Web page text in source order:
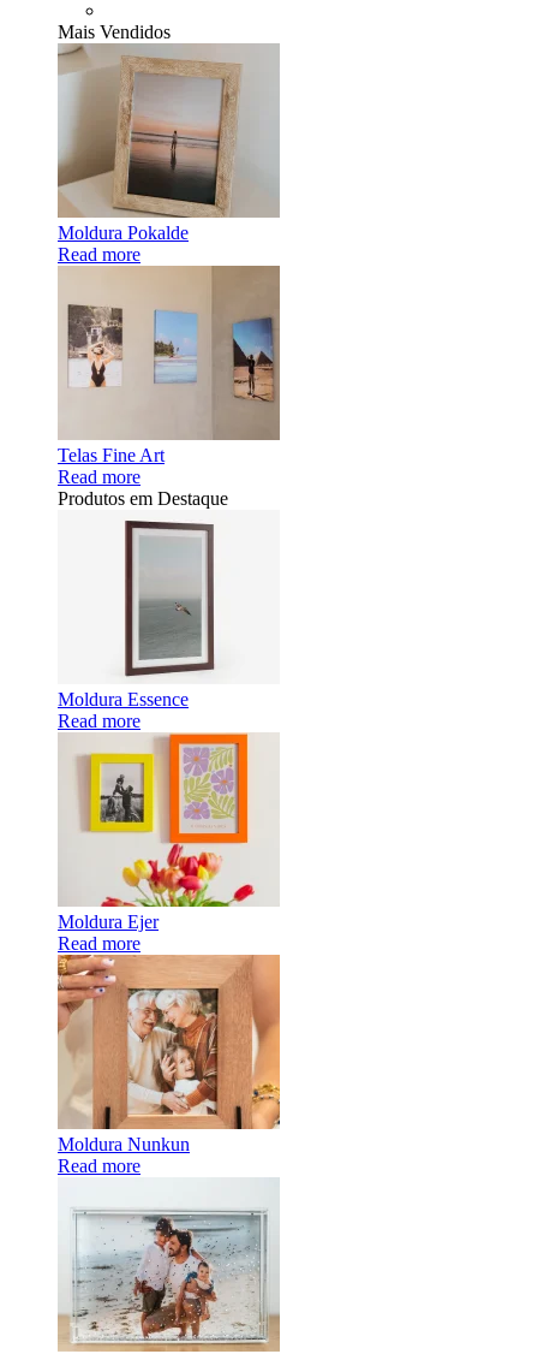
Mais Vendidos
Moldura Pokalde
Read more
Telas Fine Art
Read more
Produtos em Destaque
Moldura Essence
Read more
Moldura Ejer
Read more
Moldura Nunkun
Read more